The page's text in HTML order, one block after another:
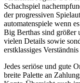
Schachspiel
der progressiven
automatenspiele wenn
Big Berthas sind größer
vielen Details sowie
erstklassiges
Jedes seriöse und gute
breite Palette an